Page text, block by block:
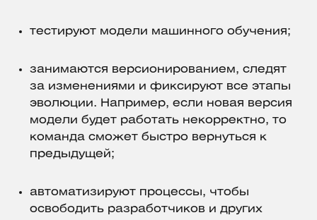
тестируют модели машинного обучения;
занимаются версионированием, следят
за изменениями и фиксируют все этапы
эволюции. Например, если новая версия
модели будет работать некорректно, то
команда сможет быстро вернуться к
предыдущей;
автоматизируют процессы, чтобы
освободить разработчиков и других